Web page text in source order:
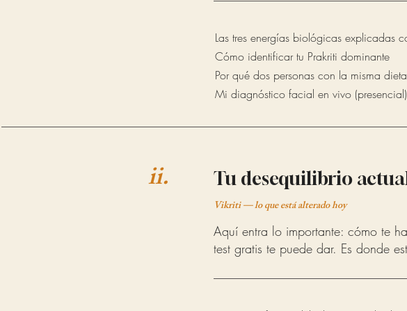
Las tres energías biológicas explicadas
Cómo identificar tu Prakriti dominante
Por qué dos personas con la misma
Mi diagnóstico facial en vivo
ii. Tu desequilibrio
Vikriti — lo que está alterado hoy
Aquí entra lo importante: cómo te
test gratis te puede dar. Es donde